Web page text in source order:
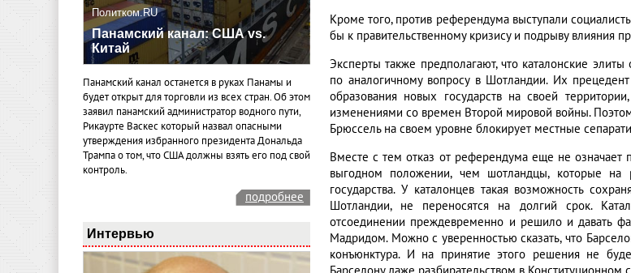
Политком.RU
Панамский канал: США vs.
Китай
Панамский канал останется в руках Панамы и
будет открыт для торговли из всех стран. Об этом
заявил панамский администратор водного пути,
Рикаурте Васкес который назвал опасными
утверждения избранного президента Дональда
Трампа о том, что США должны взять его под свой
контроль.
подробнее
Интервью
Кроме того, против референдума выступали
бы к правительственному кризису и подрыву влияния
Эксперты также предполагают, что каталонские
по аналогичному вопросу в Шотландии. Их
образования новых государств на своей
изменениями со времен Второй мировой войны.
Брюссель на своем уровне блокирует местные
Вместе с тем отказ от референдума еще не означает
выгодном положении, чем шотландцы, которые на
государства. У каталонцев такая возможность
Шотландии, не переносятся на долгий срок.
отсоединении преждевременно и решило и давать
Мадридом. Можно с уверенностью сказать, что
конъюнктура. И на принятие этого решения не